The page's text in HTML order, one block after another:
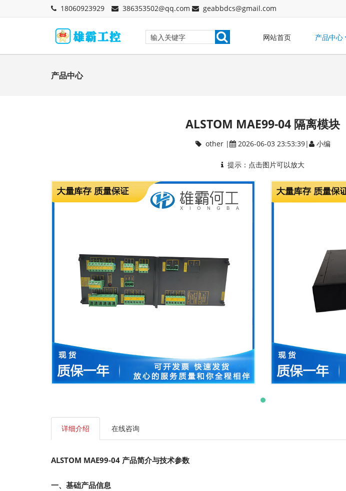
18060923929 386353502@qq.com geabbdcs@gmail.com
网站首页 产品中心
产品中心
ALSTOM MAE99-04 隔离模块
other| 2026-06-03 23:53:39| 小编
提示：点击图片可以放大
详细介绍 在线咨询
ALSTOM MAE99-04 产品简介与技术参数
一、基础产品信息